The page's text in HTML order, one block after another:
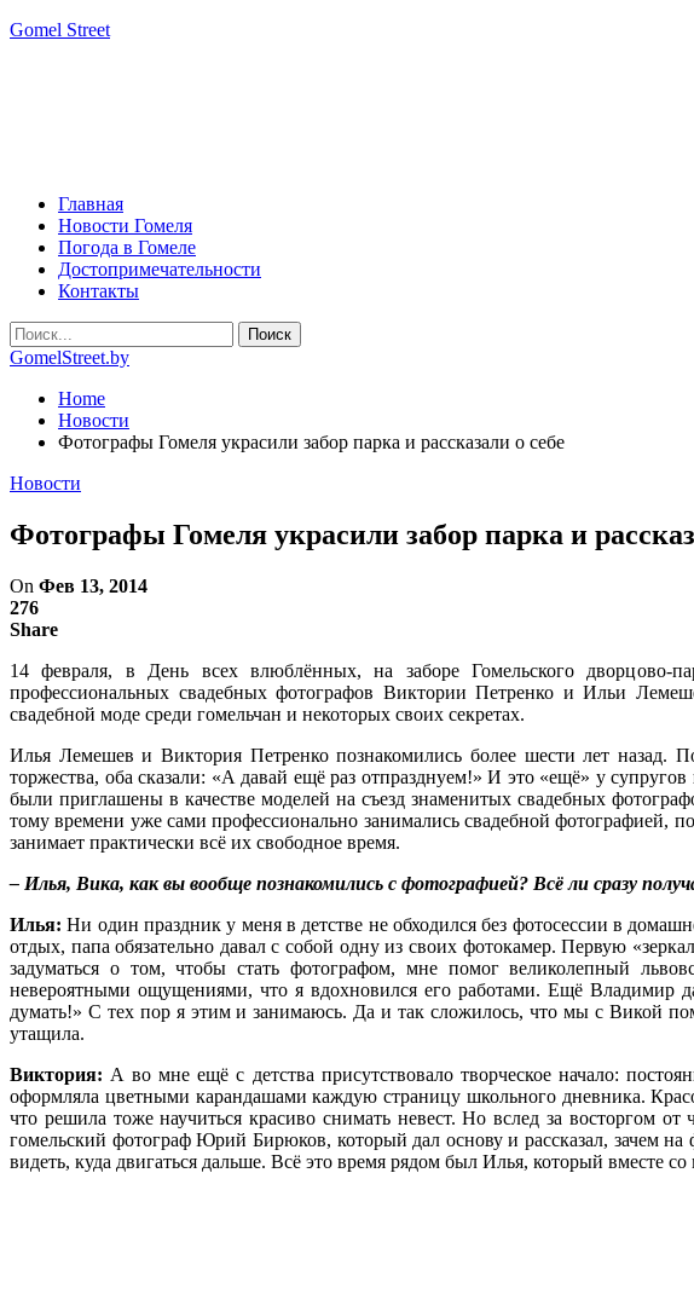
Gomel Street
Главная
Новости Гомеля
Погода в Гомеле
Достопримечательности
Контакты
GomelStreet.by
Home
Новости
Фотографы Гомеля украсили забор парка и рассказали о себе
Новости
Фотографы Гомеля украсили забор парка и
On Фев 13, 2014
276
Share
14 февраля, в День всех влюблённых, на заборе Гомельского дворцово-­
профессиональных свадебных фотографов Виктории Петренко и Ильи
свадебной моде среди гомельчан и некоторых своих секретах.
Илья Лемешев и Виктория Петренко познакомились более шести лет назад.
торжества, оба сказали: «А давай ещё раз отпразднуем!» И это «ещё» у
были приглашены в качестве моделей на съезд знаменитых свадебных
тому времени уже сами профессионально занимались свадебной фотографией,
занимает практически всё их свободное время.
– Илья, Вика, как вы вообще познакомились с фотографией? Всё ли сразу
Илья: Ни один праздник у меня в детстве не обходился без фотосессии в
отдых, папа обязательно давал с собой одну из своих фотокамер. Первую
задуматься о том, чтобы стать фотографом, мне помог великолепный
невероятными ощущениями, что я вдохновился его работами. Ещё Владимир
думать!» С тех пор я этим и занимаюсь. Да и так сложилось, что мы с Викой
утащила.
Виктория: А во мне ещё с детства присутствовало творческое начало:
оформляла цветными карандашами каждую страницу школьного дневника.
что решила тоже научиться красиво снимать невест. Но вслед за восторгом
гомельский фотограф Юрий Бирюков, который дал основу и рассказал, зачем
видеть, куда двигаться дальше. Всё это время рядом был Илья, который вместе